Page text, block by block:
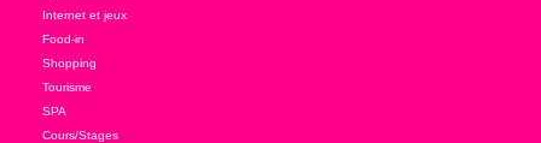
Internet et jeux
Food-in
Shopping
Tourisme
SPA
Cours/Stages